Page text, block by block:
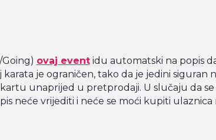
ovaj eventidu automatski na popis
je ograničen, tako da je jedini siguran
unaprijed u pretprodaji. U slučaju da se
neće vrijediti i neće se moći kupiti ulaznica